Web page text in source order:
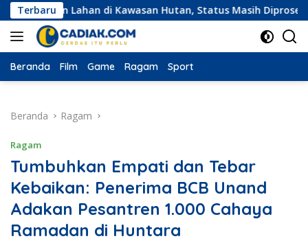
Langsung
ke
konten
Terbarudi Kawasan Hutan, Status Masih Diproses
Beranda Film Game Ragam Sport
Beranda Ragam
Ragam
Tumbuhkan Empati dan Tebar
Kebaikan: Penerima BCB Unand
Adakan Pesantren 1.000 Cahaya
Ramadan di Huntara